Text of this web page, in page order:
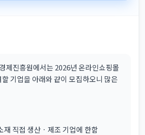
제진흥원에서는 2026년 온라인쇼핑몰
기업을 아래와 같이 모집하오니 많은
직접 생산ㆍ제조 기업에 한함